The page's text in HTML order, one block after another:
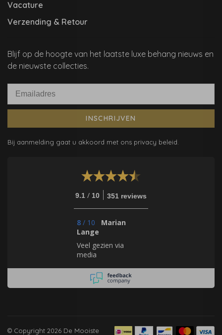
Vacature
Verzending & Retour
Blijf op de hoogte van het laatste luxe behang nieuws en
de nieuwste collecties.
INSCHRIJVEN
Bij aanmelding gaat u akkoord met ons privacy beleid.
9.1 / 10 351 reviews
8 / 10
Marian
Lange
Veel gezien via
media
© Copyright 2026 De Mooiste